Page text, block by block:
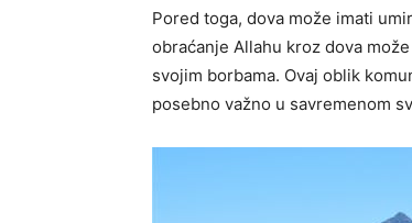
Pored toga, dova može imati
obraćanje Allahu kroz dova
svojim borbama. Ovaj oblik
posebno važno u savremenom